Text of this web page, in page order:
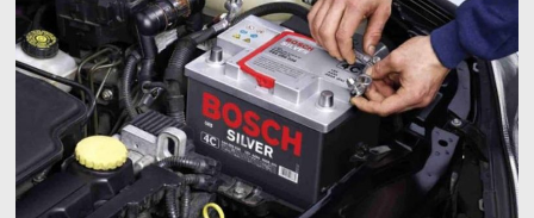
AI trong doanh nghiệp: Phân biệt RPA, workflow và AI agent
Ứng dụng AI trong doanh nghiệp để cắt giảm chi phí vận hành
Ứng dụng AI cho chăm sóc khách hàng giúp web phản hồi
24/7